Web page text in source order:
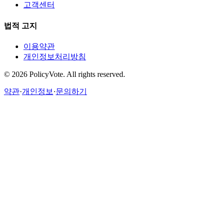
고객센터
법적 고지
이용약관
개인정보처리방침
© 2026 PolicyVote. All rights reserved.
약관·개인정보 ·문의하기